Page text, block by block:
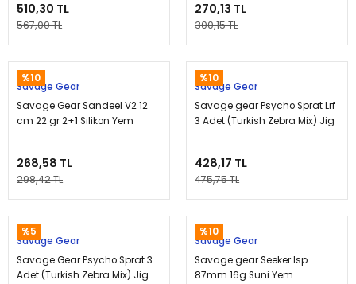
510,30 TL
567,00 TL
270,13 TL
300,15 TL
%10
Savage Gear
Savage Gear Sandeel V2 12
cm 22 gr 2+1 Silikon Yem
268,58 TL
298,42 TL
%10
Savage Gear
Savage gear Psycho Sprat Lrf
3 Adet (Turkish Zebra Mix) Jig
428,17 TL
475,75 TL
%5
Savage Gear
Savage Gear Psycho Sprat 3
Adet (Turkish Zebra Mix) Jig
%10
Savage Gear
Savage gear Seeker Isp
87mm 16g Suni Yem